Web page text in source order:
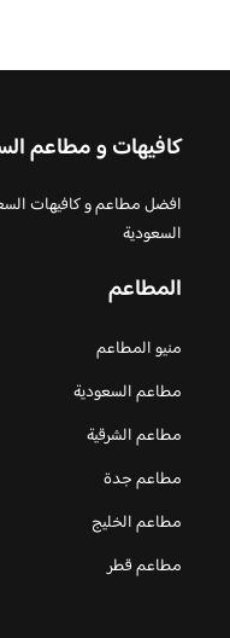
كافيهات و مطاعم
افضل مطاعم و كافيهات
السعودية
المطاعم
منيو المطاعم
مطاعم السعودية
مطاعم الشرقية
مطاعم جدة
مطاعم الخليج
مطاعم قطر